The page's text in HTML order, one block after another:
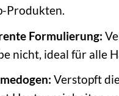
Produkten.
Formulierung:
nicht, ideal für alle
Verstopft